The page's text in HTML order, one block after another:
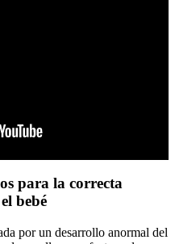
para la correcta
bebé
por un desarrollo anormal del